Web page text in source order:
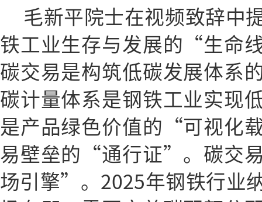
毛新平院士在视频致辞中
铁工业生存与发展的“生命
碳交易是构筑低碳发展体系
碳计量体系是钢铁工业实现
是产品绿色价值的“可视化
易壁垒的“通行证”。碳交
场引擎”。2025年钢铁行业